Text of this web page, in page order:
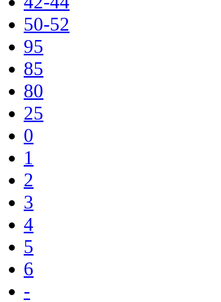
50-52
95
85
80
25
0
1
2
3
4
5
6
-